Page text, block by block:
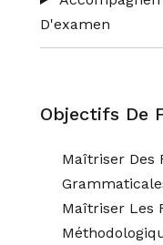
D'examen
Objectifs De
Maîtriser Des
Maîtriser Les